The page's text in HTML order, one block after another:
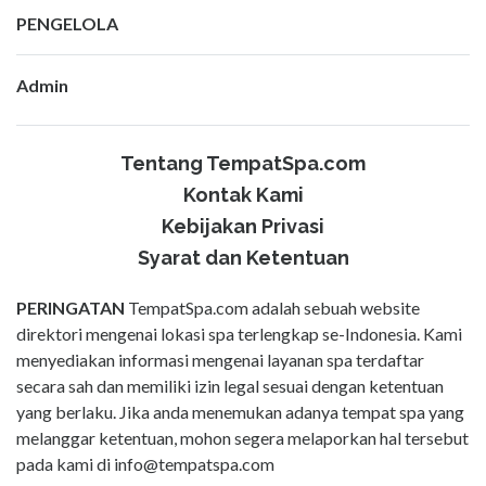
PENGELOLA
Admin
Tentang TempatSpa.com
Kontak Kami
Kebijakan Privasi
Syarat dan Ketentuan
PERINGATAN TempatSpa.com adalah sebuah website
direktori mengenai lokasi spa terlengkap se-Indonesia. Kami
menyediakan informasi mengenai layanan spa terdaftar
secara sah dan memiliki izin legal sesuai dengan ketentuan
yang berlaku. Jika anda menemukan adanya tempat spa yang
melanggar ketentuan, mohon segera melaporkan hal tersebut
pada kami di info@tempatspa.com